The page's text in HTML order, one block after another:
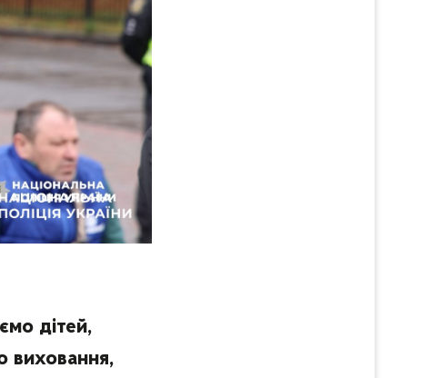
дітей,
виховання,